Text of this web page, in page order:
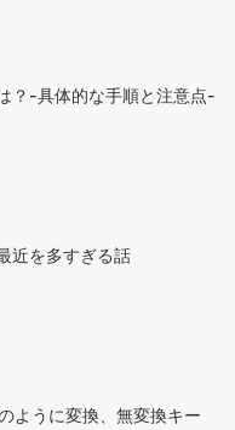
？-具体的な手順と注意点-
近を多すぎる話
ように変換、無変換キー